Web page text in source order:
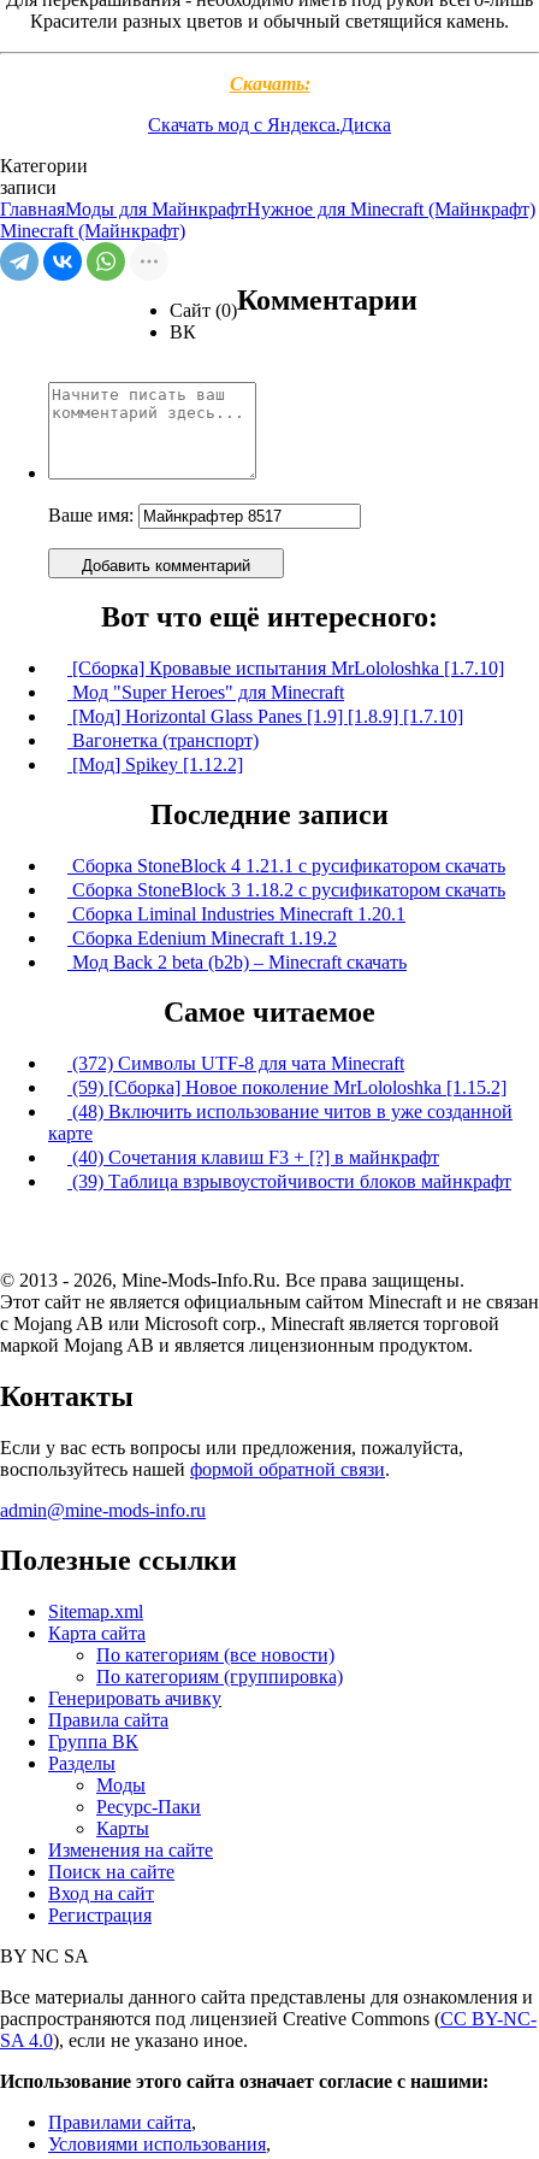
Красители разных цветов и обычный светящийся камень.
Скачать:
Скачать мод с Яндекса.Диска
Категории
записи
ГлавнаяМоды для МайнкрафтНужное для Minecraft (Майнкрафт)
Minecraft (Майнкрафт)
Сайт (0)
ВК
Комментарии
Ваше имя:
Добавить комментарий
Вот что ещё интересного:
[Сборка] Кровавые испытания MrLololoshka [1.7.10]
Мод "Super Heroes" для Minecraft
[Мод] Horizontal Glass Panes [1.9] [1.8.9] [1.7.10]
Вагонетка (транспорт)
[Мод] Spikey [1.12.2]
Последние записи
Сборка StoneBlock 4 1.21.1 с русификатором скачать
Сборка StoneBlock 3 1.18.2 с русификатором скачать
Сборка Liminal Industries Minecraft 1.20.1
Сборка Edenium Minecraft 1.19.2
Мод Back 2 beta (b2b) – Minecraft скачать
Самое читаемое
(372) Символы UTF-8 для чата Minecraft
(59) [Сборка] Новое поколение MrLololoshka [1.15.2]
(48) Включить использование читов в уже созданной
карте
(40) Сочетания клавиш F3 + [?] в майнкрафт
(39) Таблица взрывоустойчивости блоков майнкрафт
© 2013 - 2026, Mine-Mods-Info.Ru. Все права защищены.
Этот сайт не является официальным сайтом Minecraft и не связан
с Mojang AB или Microsoft corp., Minecraft является торговой
маркой Mojang AB и является лицензионным продуктом.
Контакты
Если у вас есть вопросы или предложения, пожалуйста,
воспользуйтесь нашей формой обратной связи.
admin@mine-mods-info.ru
Полезные ссылки
Sitemap.xml
Карта сайта
По категориям (все новости)
По категориям (группировка)
Генерировать ачивку
Правила сайта
Группа ВК
Разделы
Моды
Ресурс-Паки
Карты
Изменения на сайте
Поиск на сайте
Вход на сайт
Регистрация
BY NC SA
Все материалы данного сайта представлены для ознакомления и
распространяются под лицензией Creative Commons (CC BY-NC-
SA 4.0), если не указано иное.
Использование этого сайта означает согласие с нашими:
Правилами сайта,
Условиями использования,